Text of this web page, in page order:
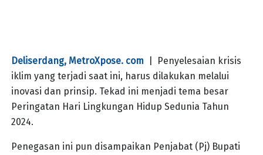
Deliserdang, MetroXpose. com | Penyelesaian krisis
iklim yang terjadi saat ini, harus dilakukan melalui
inovasi dan prinsip. Tekad ini menjadi tema besar
Peringatan Hari Lingkungan Hidup Sedunia Tahun
2024.
Penegasan ini pun disampaikan Penjabat (Pj) Bupati